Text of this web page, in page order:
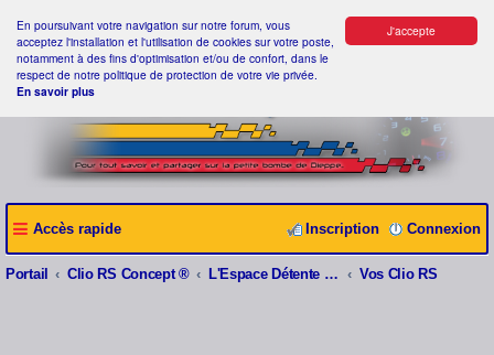
J'accepte
En poursuivant votre navigation sur notre forum, vous
acceptez l'installation et l'utilisation de cookies sur votre poste,
notamment à des fins d'optimisation et/ou de confort, dans le
respect de notre politique de protection de votre vie privée.
En savoir plus
Accès rapide Connexion
Inscription
Portail Clio RS Concept ® L'Espace Détente Clio RS Concept ® Vos Clio RS